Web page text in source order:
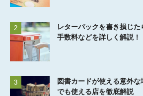
2
レターパックを書き損じた
手数料などを詳しく解説！
3
図書カードが使える意外
でも使える店を徹底解説